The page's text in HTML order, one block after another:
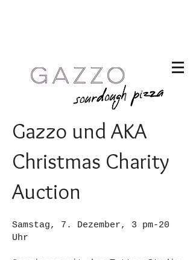
Gazzo und AKA
Christmas Charity
Auction
Samstag, 7. Dezember, 3 pm-20
Uhr